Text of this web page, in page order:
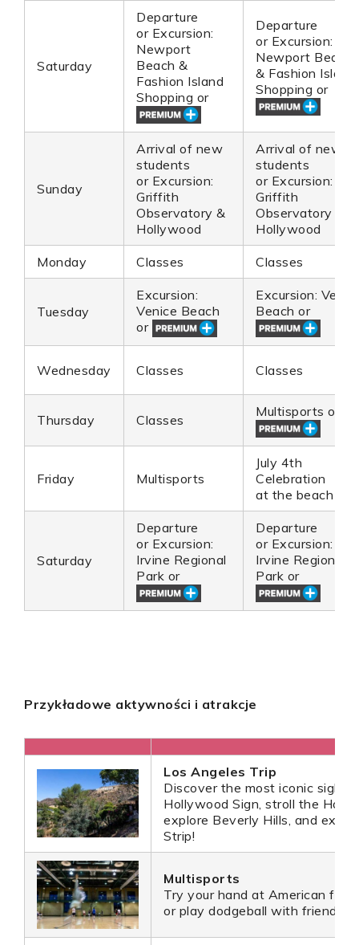
Saturday
Departure
or Excursion:
Newport
Beach &
Fashion Island
Shopping or
Departure
or Excursion:
Newport Beach
& Fashion Island
Shopping or
Sunday
Arrival of new
students
or Excursion:
Griffith
Observatory &
Hollywood
Arrival of new
students
or Excursion:
Griffith
Observatory &
Hollywood
Monday Classes Classes
Tuesday
Excursion:
Venice Beach
or
Excursion:
Beach or
Wednesday Classes Classes
Thursday Classes
Multisports or
Friday Multisports
July 4th
Celebration
at the beach
Saturday
Departure
or Excursion:
Irvine Regional
Park or
Departure
or Excursion:
Irvine Regional
Park or
Przykładowe aktywności i atrakcje
Los Angeles Trip
Discover the most iconic
Hollywood Sign, stroll the
explore Beverly Hills, and
Strip!
Multisports
Try your hand at American
or play dodgeball with friends.